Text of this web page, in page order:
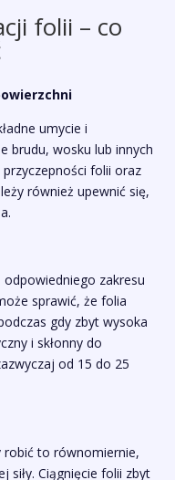
folii – co
umycie i
brudu, wosku lub innych
przyczepności folii oraz
również upewnić się,
zakresu
sprawić, że folia
gdy zbyt wysoka
i skłonny do
od 15 do 25
robić to równomiernie,
siły. Ciągnięcie folii zbyt